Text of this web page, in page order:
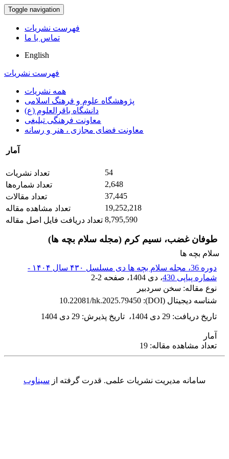
Toggle navigation
فهرست نشریات
تماس با ما
English
فهرست نشریات
همه نشریات
پژوهشگاه علوم و فرهنگ اسلامی
دانشگاه باقرالعلوم (ع)
معاونت فرهنگی تبلیغی
معاونت فضای مجازی ، هنر و رسانه
آمار
تعداد نشریات
54
تعداد شماره‌ها
2,648
تعداد مقالات
37,445
تعداد مشاهده مقاله
19,252,218
تعداد دریافت فایل اصل مقاله 8,795,590
طوفان غضب، نسیم کرم (مجله سلام بچه ها)
سلام بچه ها
دوره 36، مجله سلام بچه ها دی مسلسل ۴۳۰ سال ۱۴۰۴ -
شماره پیاپی 430
، دی 1404 ، صفحه 2-2
نوع مقاله: سخن سردبیر
شناسه دیجیتال (DOI):
10.22081/hk.2025.79450
تاریخ دریافت: 29 دی 1404 ، تاریخ پذیرش: 29 دی 1404
آمار
تعداد مشاهده مقاله: 19
سامانه مدیریت نشریات علمی. قدرت گرفته از سیناوب